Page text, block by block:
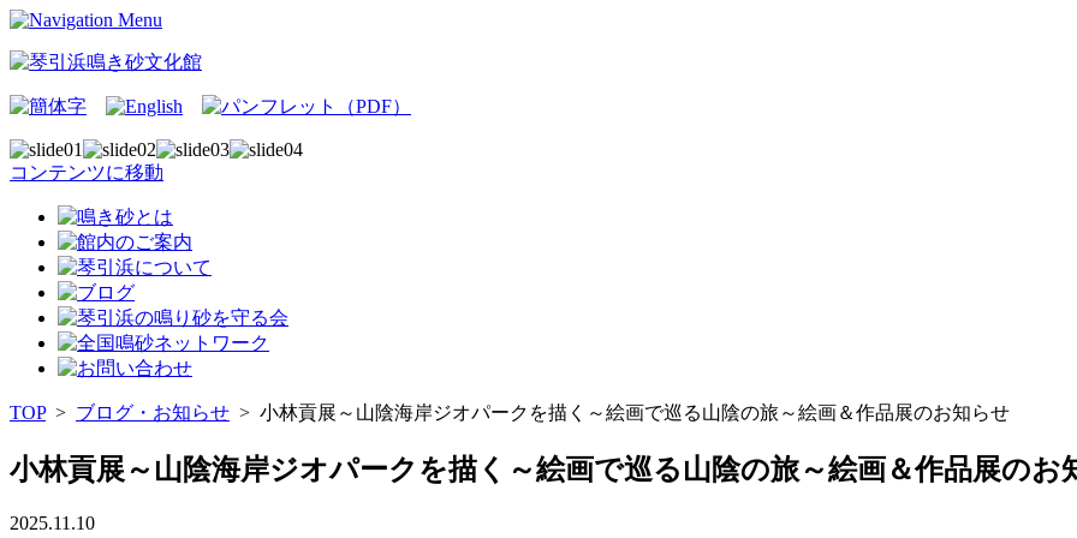
コンテンツに移動
TOP> ブログ・お知らせ > 小林貢展～山陰海岸ジオパークを描く～絵画で巡る山陰の旅～絵画＆作品展のお知らせ
小林貢展～山陰海岸ジオパークを描く～絵画で巡る山陰の旅～絵画＆作品展のお
2025.11.10